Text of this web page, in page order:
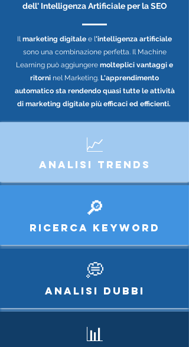
dell' Intelligenza Artificiale per la SEO
Ilmarketing digitale e l'intelligenza artificiale
sono una combinazione perfetta. Il Machine
Learning può aggiungere molteplici vantaggi e
ritorni nel Marketing. L'apprendimento
automatico sta rendendo quasi tutte le attività
di marketing digitale più efficaci ed efficienti.
📈
Analisi Trends
🔎
RICERCA KEYWORD
💭
ANALISI DUBBI
📊